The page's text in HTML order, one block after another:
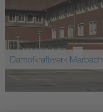
Dampfkraftwerk Marbach